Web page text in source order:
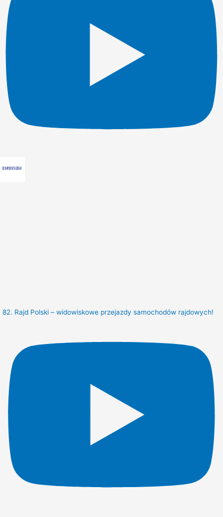
82. Rajd Polski – widowiskowe przejazdy samochodów rajdowych!